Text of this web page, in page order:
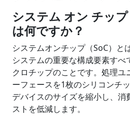
システム オン チッ
は何ですか？
システムオンチップ（SoC）と
システムの重要な構成要素すべ
クロチップのことです。処理ユ
ーフェースを1枚のシリコンチ
デバイスのサイズを縮小し、消
ストを低減します。